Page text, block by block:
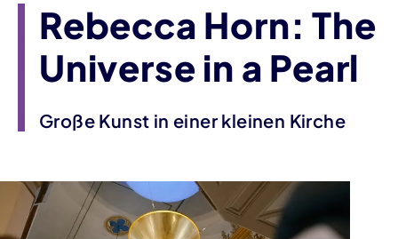
Rebecca Horn: The
Universe in a Pearl
Große Kunst in einer kleinen Kirche